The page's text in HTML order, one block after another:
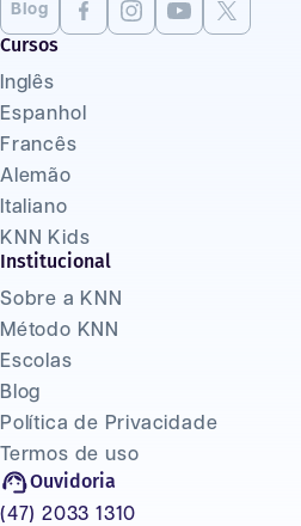
Blog
Cursos
Inglês
Espanhol
Francês
Alemão
Italiano
KNN Kids
Institucional
Sobre a KNN
Método KNN
Escolas
Blog
Política de Privacidade
Termos de uso
Ouvidoria
(47) 2033 1310